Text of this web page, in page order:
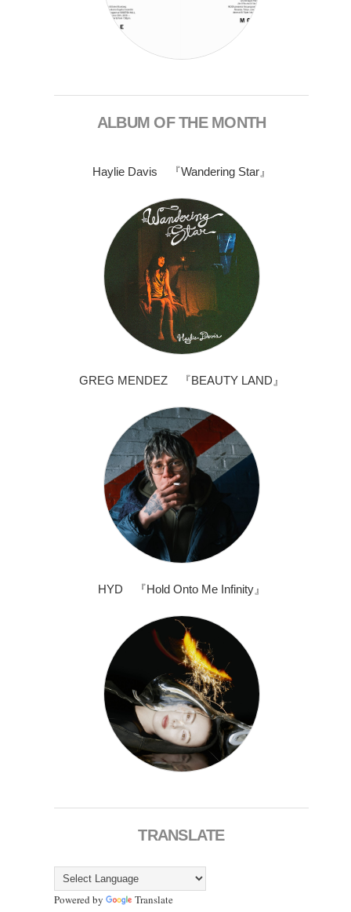
ALBUM OF THE MONTH
Haylie Davis 『Wandering Star』
GREG MENDEZ 『BEAUTY LAND』
HYD 『Hold Onto Me Infinity』
TRANSLATE
Powered by Translate